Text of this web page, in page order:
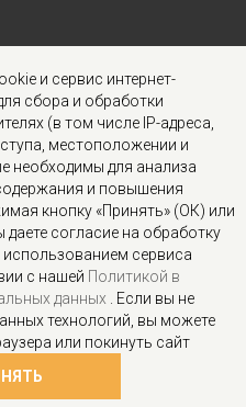
ДАННЫХ
О НАС
ДОСТАВКА
ИНФОРМАЦИИ
РАССЫЛКА
защищены.
и сервис интернет-
сбора и обработки
(в том числе IP-адреса,
местоположении и
необходимы для анализа
и повышения
кнопку «Принять» (ОК) или
согласие на обработку
сервиса
с нашей Политикой в
данных
. Если вы не
технологий, вы можете
или покинуть сайт